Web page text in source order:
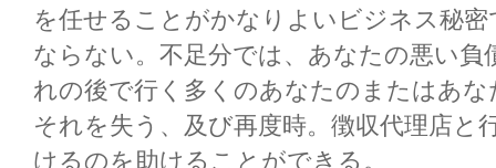
を任せることがかなりよいビジネス秘
ならない。不足分では、あなたの悪い
れの後で行く多くのあなたのまたはあ
それを失う、及び再度時。徴収代理店と
けるのを助けることができる。